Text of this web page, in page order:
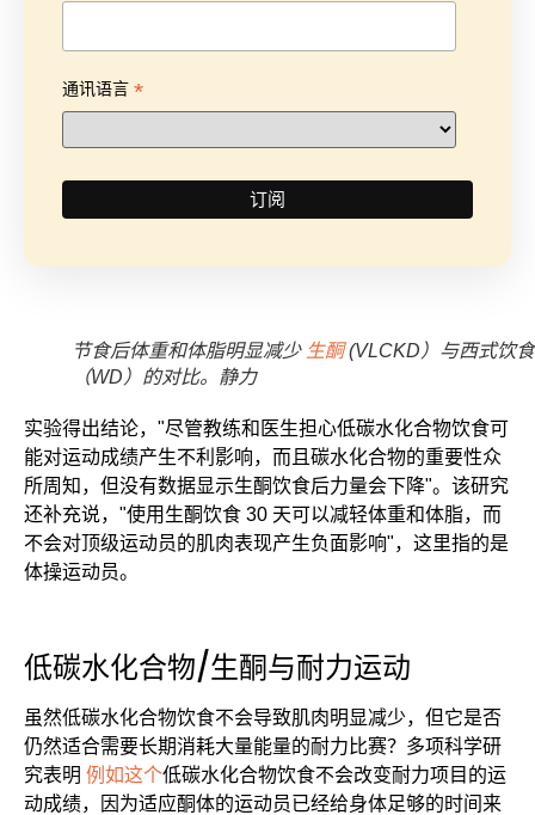
通讯语言 *
节食后体重和体脂明显减少 生酮(VLCKD）与西式饮食
（WD）的对比。静力
实验得出结论，"尽管教练和医生担心低碳水化合物饮食可
能对运动成绩产生不利影响，而且碳水化合物的重要性众
所周知，但没有数据显示生酮饮食后力量会下降"。该研究
还补充说，"使用生酮饮食 30 天可以减轻体重和体脂，而
不会对顶级运动员的肌肉表现产生负面影响"，这里指的是
体操运动员。
低碳水化合物/生酮与耐力运动
虽然低碳水化合物饮食不会导致肌肉明显减少，但它是否
仍然适合需要长期消耗大量能量的耐力比赛？多项科学研
究表明 例如这个低碳水化合物饮食不会改变耐力项目的运
动成绩，因为适应酮体的运动员已经给身体足够的时间来